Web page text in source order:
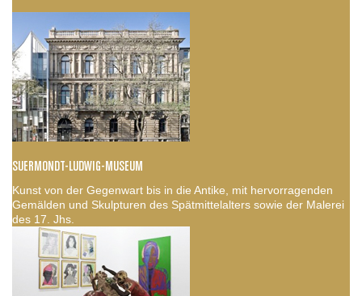
SUERMONDT-LUDWIG-MUSEUM
Kunst von der Gegenwart bis in die Antike, mit hervorragenden
Gemälden und Skulpturen des Spätmittelalters sowie der Malerei
des 17. Jhs.